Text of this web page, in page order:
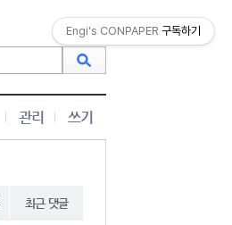
관리 쓰기
최근 댓글
Engi's CONPAPER 구독하기